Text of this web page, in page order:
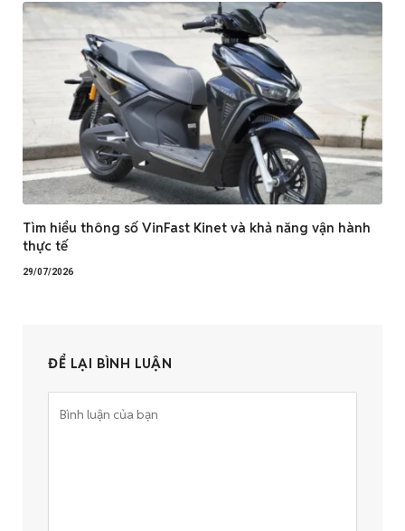
Tìm hiểu thông số VinFast Kinet và khả năng vận hành
thực tế
29/07/2026
ĐỂ LẠI BÌNH LUẬN